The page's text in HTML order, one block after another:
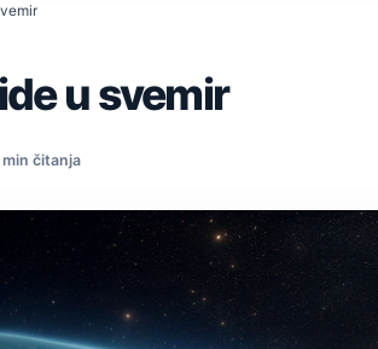
u svemir
min čitanja